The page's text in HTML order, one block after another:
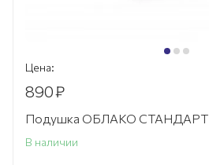
Цена:
890₽
Подушка ОБЛАКО СТАНДАРТ
В наличии